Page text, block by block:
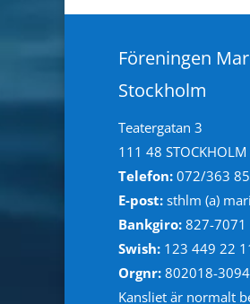
Föreningen
Stockholm
Teatergatan 3
111 48 STOCKHOLM
Telefon: 072/363
E-post: sthlm (a)
Bankgiro: 827-7071
Swish: 123 449 22
Orgnr: 802018-3094
Kansliet är normalt